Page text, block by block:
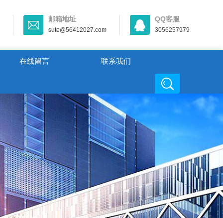
邮箱地址
sute@56412027.com
QQ客服
3056257979
在线留言 联系我们